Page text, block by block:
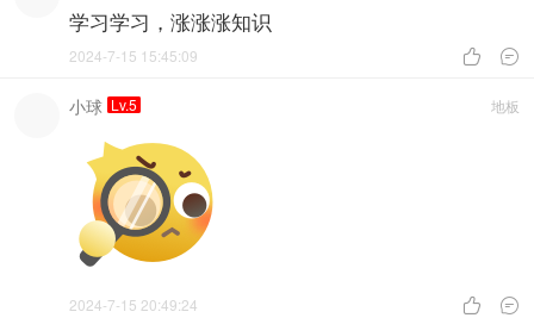
学习学习，涨涨涨知识
 
2024-7-15 15:45:09
地板
小球 Lv.5
 
2024-7-15 20:49:24